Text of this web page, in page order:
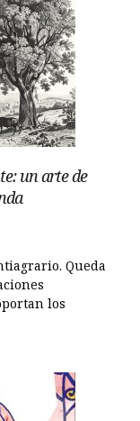
un arte de
Queda
los